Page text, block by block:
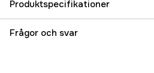
Produktspecifikationer
Color
Frågor och svar